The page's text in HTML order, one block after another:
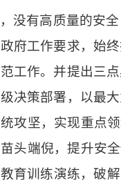
没有高质量的安
府工作要求，始
工作。并提出三
决策部署，以最
攻坚，实现重点
头端倪，提升安
育训练演练，破